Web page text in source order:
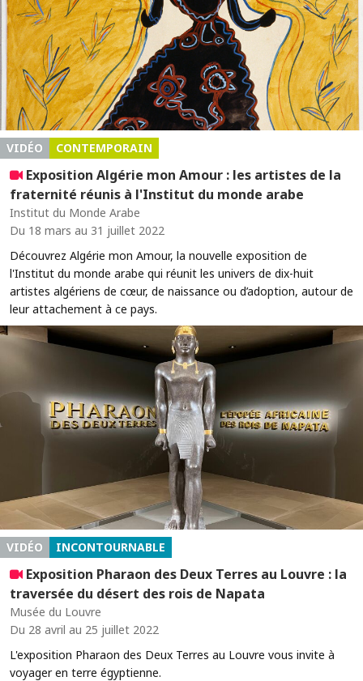
VIDÉO CONTEMPORAIN
Exposition Algérie mon Amour : les artistes de la
fraternité réunis à l'Institut du monde arabe
Institut du Monde Arabe
Du 18 mars au 31 juillet 2022
Découvrez Algérie mon Amour, la nouvelle exposition de
l'Institut du monde arabe qui réunit les univers de dix-huit
artistes algériens de cœur, de naissance ou d’adoption, autour de
leur attachement à ce pays.
VIDÉO INCONTOURNABLE
Exposition Pharaon des Deux Terres au Louvre : la
traversée du désert des rois de Napata
Musée du Louvre
Du 28 avril au 25 juillet 2022
L'exposition Pharaon des Deux Terres au Louvre vous invite à
voyager en terre égyptienne.